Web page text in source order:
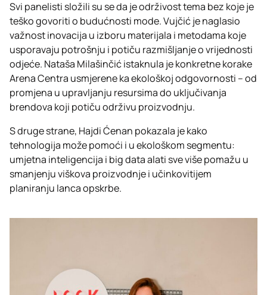
Svi panelisti složili su se da je održivost tema bez koje je
teško govoriti o budućnosti mode. Vujčić je naglasio
važnost inovacija u izboru materijala i metodama koje
usporavaju potrošnju i potiču razmišljanje o vrijednosti
odjeće. Nataša Milašinčić istaknula je konkretne korake
Arena Centra usmjerene ka ekološkoj odgovornosti – od
promjena u upravljanju resursima do uključivanja
brendova koji potiču održivu proizvodnju.
S druge strane, Hajdi Ćenan pokazala je kako
tehnologija može pomoći i u ekološkom segmentu:
umjetna inteligencija i big data alati sve više pomažu u
smanjenju viškova proizvodnje i učinkovitijem
planiranju lanca opskrbe.